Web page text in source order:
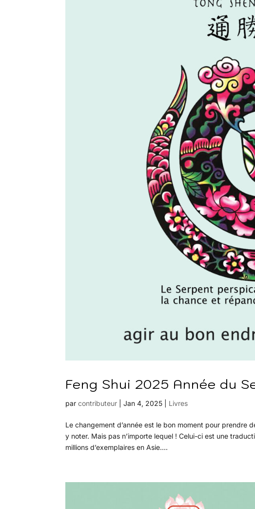
Feng Shui 2025 Année du
parcontributeur |Jan 4, 2025 Livres
Le changement d’année est le bon moment pour prendre
y noter. Mais pas n’importe lequel ! Celui-ci est une
millions d’exemplaires en Asie....